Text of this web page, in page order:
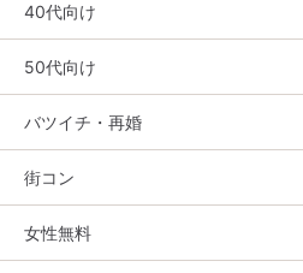
40代向け
50代向け
バツイチ・再婚
街コン
女性無料